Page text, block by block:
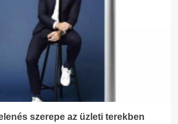
szerepe az üzleti terekben